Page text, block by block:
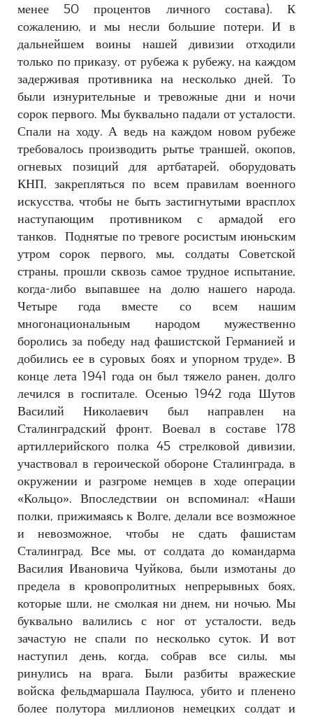
менее 50 процентов личного состава). К
сожалению, и мы несли большие потери. И в
дальнейшем воины нашей дивизии отходили
только по приказу, от рубежа к рубежу, на каждом
задерживая противника на несколько дней. То
были изнурительные и тревожные дни и ночи
сорок первого. Мы буквально падали от усталости.
Спали на ходу. А ведь на каждом новом рубеже
требовалось производить рытье траншей, окопов,
огневых позиций для артбатарей, оборудовать
КНП, закрепляться по всем правилам военного
искусства, чтобы не быть застигнутыми врасплох
наступающим противником с армадой его
танков. Поднятые по тревоге росистым июньским
утром сорок первого, мы, солдаты Советской
страны, прошли сквозь самое трудное испытание,
когда-либо выпавшее на долю нашего народа.
Четыре года вместе со всем нашим
многонациональным народом мужественно
боролись за победу над фашистской Германией и
добились ее в суровых боях и упорном труде». В
конце лета 1941 года он был тяжело ранен, долго
лечился в госпитале. Осенью 1942 года Шутов
Василий Николаевич был направлен на
Сталинградский фронт. Воевал в составе 178
артиллерийского полка 45 стрелковой дивизии,
участвовал в героической обороне Сталинграда, в
окружении и разгроме немцев в ходе операции
«Кольцо». Впоследствии он вспоминал: «Наши
полки, прижимаясь к Волге, делали все возможное
и невозможное, чтобы не сдать фашистам
Сталинград. Все мы, от солдата до командарма
Василия Ивановича Чуйкова, были измотаны до
предела в кровопролитных непрерывных боях,
которые шли, не смолкая ни днем, ни ночью. Мы
буквально валились с ног от усталости, ведь
зачастую не спали по несколько суток. И вот
наступил день, когда, собрав все силы, мы
ринулись на врага. Были разбиты вражеские
войска фельдмаршала Паулюса, убито и пленено
более полутора миллионов немецких солдат и